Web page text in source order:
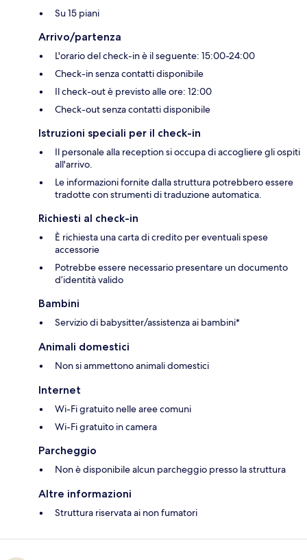
Su 15 piani
Arrivo/partenza
L'orario del check-in è il seguente: 15:00-24:00
Check-in senza contatti disponibile
Il check-out è previsto alle ore: 12:00
Check-out senza contatti disponibile
Istruzioni speciali per il check-in
Il personale alla reception si occupa di accogliere gli ospiti
all'arrivo.
Le informazioni fornite dalla struttura potrebbero essere
tradotte con strumenti di traduzione automatica.
Richiesti al check-in
È richiesta una carta di credito per eventuali spese
accessorie
Potrebbe essere necessario presentare un documento
d’identità valido
Bambini
Servizio di babysitter/assistenza ai bambini*
Animali domestici
Non si ammettono animali domestici
Internet
Wi-Fi gratuito nelle aree comuni
Wi-Fi gratuito in camera
Parcheggio
Non è disponibile alcun parcheggio presso la struttura
Altre informazioni
Struttura riservata ai non fumatori